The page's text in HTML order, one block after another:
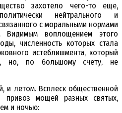
захотело чего-то еще,
нейтрального и
с моральными нормами
Видимым воплощением этого
численность которых стала
истеблишмента, который
но, по большому счету, не
и летом. Всплеск общественной
привоз мощей разных святых,
и ночью: